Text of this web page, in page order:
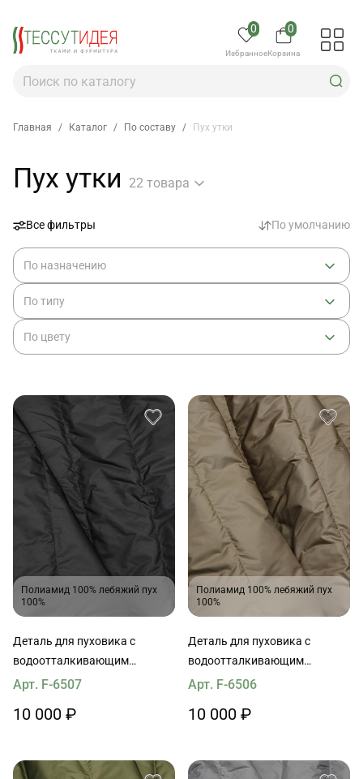
0
Избранное
0
Корзина
Главная / Каталог / По составу / Пух утки
Пух утки 22 товара
Все фильтры
По назначению
По типу
По цвету
По умолчанию
Полиамид 100% лебяжий пух
100%
Деталь для пуховика с
водоотталкивающим
покрытием наполнитель пух
Арт. F-6507
10 000 ₽
Полиамид 100% лебяжий пух
100%
Деталь для пуховика с
водоотталкивающим
покрытием наполнитель пух
Арт. F-6506
10 000 ₽